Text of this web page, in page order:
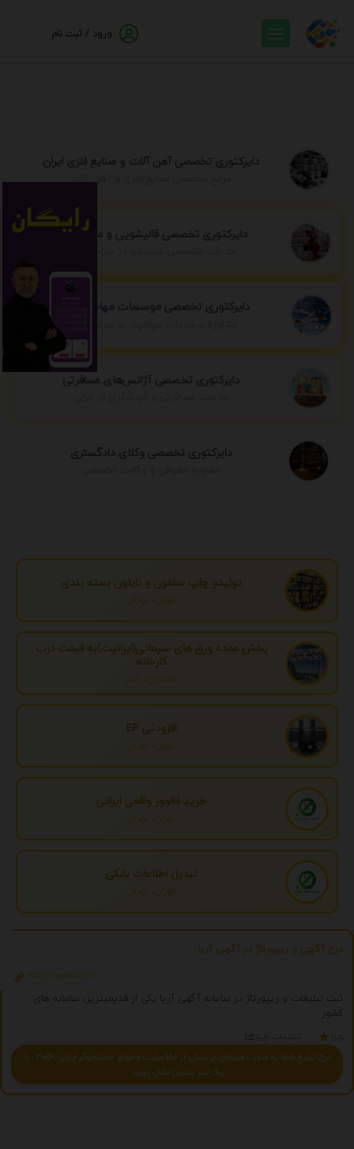
ورود / ثبت نام
دایرکتوری تخصصی آهن آلات و صنایع فلزی ایران
مرجع تخصصی صنایع فلزی و آهن آلات
دایرکتوری تخصصی قالیشویی و مبل شویی
دایرکتوری تخصصی موسسات مهاجرتی ایران
مشاوره و خدمات مهاجرت به سراسر جهان
دایرکتوری تخصصی آژانس‌های مسافرتی
دایرکتوری تخصصی وکلای دادگستری
تولیدو چاپ سلفون و نایلون بسته بندی
تهران، تهران
پخش عمده ورق های سیمانی(ایرانیت)به قیمت درب
کارخانه
مازندران، آمل
افزودنی EP
تهران، تهران
خرید فالوور واقعی ایرانی
تهران، تهران
تبدیل اطلاعات بانکی
تهران، تهران
درج آگهی و ریپورتاژ در آگهی آریا
http://agahiaria.ir
ثبت تبلیغات و ریپورتاژ در سامانه آگهی آریا یکی از قدیمیترین سامانه های
کشور
درج تبلیغ شما به صورت همزمان در بیش از 150 سایت و موتور جستجوگر ایرانی 2059 - با
یک تیر چندین نشان بزنید